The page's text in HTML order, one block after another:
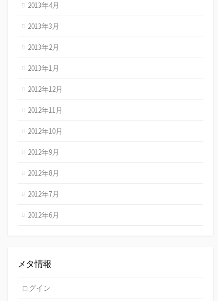
2013年4月
2013年3月
2013年2月
2013年1月
2012年12月
2012年11月
2012年10月
2012年9月
2012年8月
2012年7月
2012年6月
メタ情報
ログイン